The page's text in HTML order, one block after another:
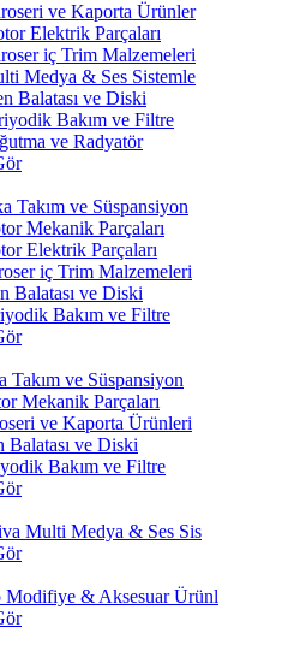
ve Kaporta Ürünler
Elektrik Parçaları
iç Trim Malzemeleri
Medya & Ses Sistemle
Balatası ve Diski
Bakım ve Filtre
ve Radyatör
Takım ve Süspansiyon
Mekanik Parçaları
Elektrik Parçaları
iç Trim Malzemeleri
Balatası ve Diski
Bakım ve Filtre
Takım ve Süspansiyon
Mekanik Parçaları
ve Kaporta Ürünleri
Balatası ve Diski
Bakım ve Filtre
Multi Medya & Ses Sis
Modifiye & Aksesuar Ürünl